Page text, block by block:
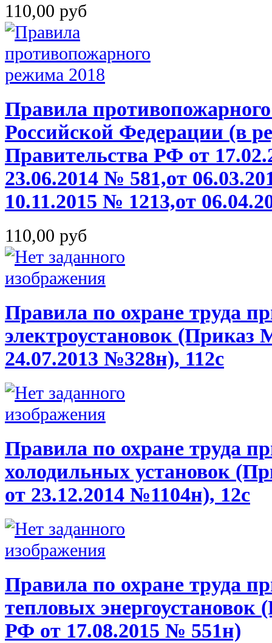
110,00 руб
Правила
Российской Федерации (в
Правительства РФ от
23.06.2014 № 581,от
10.11.2015 № 1213,от
110,00 руб
Правила по охране труда
электроустановок
24.07.2013 №328н), 112с
Правила по охране труда
холодильных установок
от 23.12.2014 №1104н), 12с
Правила по охране труда
тепловых
РФ от 17.08.2015 № 551н)